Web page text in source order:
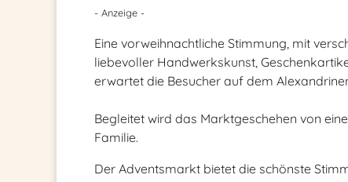
- Anzeige -
Eine vorweihnachtliche Stimmung, mit
liebevoller Handwerkskunst,
erwartet die Besucher auf dem
Begleitet wird das Marktgeschehen von
Familie.
Der Adventsmarkt bietet die schönste